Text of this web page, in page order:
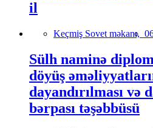
il
Keçmiş Sovet məkanı,
Sülh naminə
döyüş
dayandırılması və
bərpası təşəbbüsü